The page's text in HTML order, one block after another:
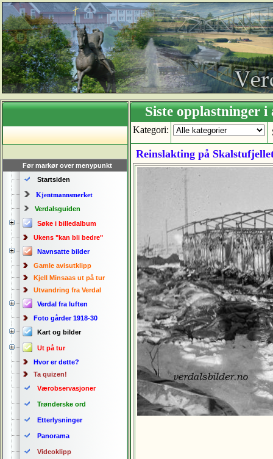
Før markør over menypunkt
Startsiden
Kjentmannsmerket
Verdalsguiden
Søke i billedalbum
Ukens "kan bli bedre"
Navnsatte bilder
Gamle avisutklipp
Kjell Minsaas ut på tur
Utvandring fra Verdal
Verdal fra luften
Foto gårder 1918-30
Kart og bilder
Ut på tur
Hvor er dette?
Ta quizen!
Værobservasjoner
Trønderske ord
Etterlysninger
Panorama
Videoklipp
Siste
Kategori:
Reinslakting på